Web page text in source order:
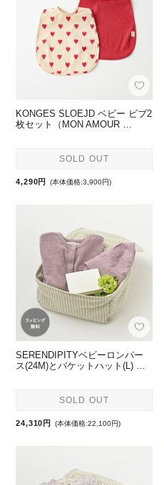
KONGES SLOEJD ベビー ビブ2
枚セット（MON AMOUR …
SOLD OUT
4,290円 (本体価格:3,900円)
SERENDIPITYベビーロンパー
ス(24M)とバケットハット(L) …
SOLD OUT
24,310円 (本体価格:22,100円)